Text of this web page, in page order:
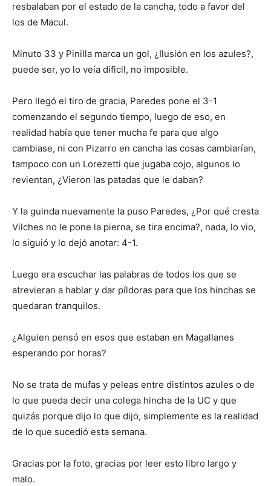
resbalaban por el estado de la cancha, todo a favor del
los de Macul.
Minuto 33 y Pinilla marca un gol, ¿Ilusión en los azules?,
puede ser, yo lo veía dificil, no imposible.
Pero llegó el tiro de gracia, Paredes pone el 3-1
comenzando el segundo tiempo, luego de eso, en
realidad había que tener mucha fe para que algo
cambiase, ni con Pizarro en cancha las cosas cambiarían,
tampoco con un Lorezetti que jugaba cojo, algunos lo
revientan, ¿Vieron las patadas que le daban?
Y la guinda nuevamente la puso Paredes, ¿Por qué cresta
Vilches no le pone la pierna, se tira encima?, nada, lo vio,
lo siguió y lo dejó anotar: 4-1.
Luego era escuchar las palabras de todos los que se
atrevieran a hablar y dar píldoras para que los hinchas se
quedaran tranquilos.
¿Alguien pensó en esos que estaban en Magallanes
esperando por horas?
No se trata de mufas y peleas entre distintos azules o de
lo que pueda decir una colega hincha de la UC y que
quizás porque dijo lo que dijo, simplemente es la realidad
de lo que sucedió esta semana.
Gracias por la foto, gracias por leer esto libro largo y
malo.